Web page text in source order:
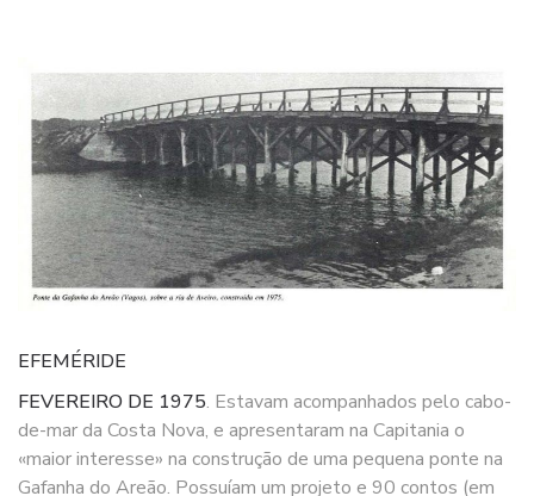
EFEMÉRIDE
FEVEREIRO DE 1975. Estavam acompanhados pelo cabo-
de-mar da Costa Nova, e apresentaram na Capitania o
«maior interesse» na construção de uma pequena ponte na
Gafanha do Areão. Possuíam um projeto e 90 contos (em